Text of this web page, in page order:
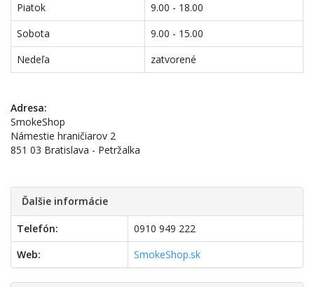
Piatok
9.00 - 18.00
Sobota
9.00 - 15.00
Nedeľa
zatvorené
Adresa:
SmokeShop
Námestie hraničiarov 2
851 03 Bratislava - Petržalka
Ďalšie informácie
Telefón:
0910 949 222
Web:
SmokeShop.sk